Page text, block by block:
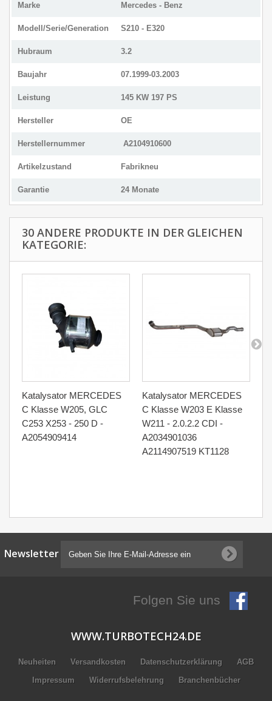
Marke Mercedes - Benz
Modell/Serie/Generation S210 - E320
Hubraum 3.2
Baujahr 07.1999-03.2003
Leistung 145 KW 197 PS
Hersteller OE
Herstellernummer A2104910600
Artikelzustand Fabrikneu
Garantie 24 Monate
30 ANDERE PRODUKTE IN DER GLEICHEN
KATEGORIE:
Katalysator MERCEDES
C Klasse W205, GLC
C253 X253 - 250 D -
A2054909414
Katalysator MERCEDES
C Klasse W203 E Klasse
W211 - 2.0.2.2 CDI -
A2034901036
A2114907519 KT1128
Newsletter
Folgen Sie uns
WWW.TURBOTECH24.DE
Neuheiten Versandkosten Datenschutzerklärung
AGB
Impressum
Widerrufsbelehrung Branchenbücher